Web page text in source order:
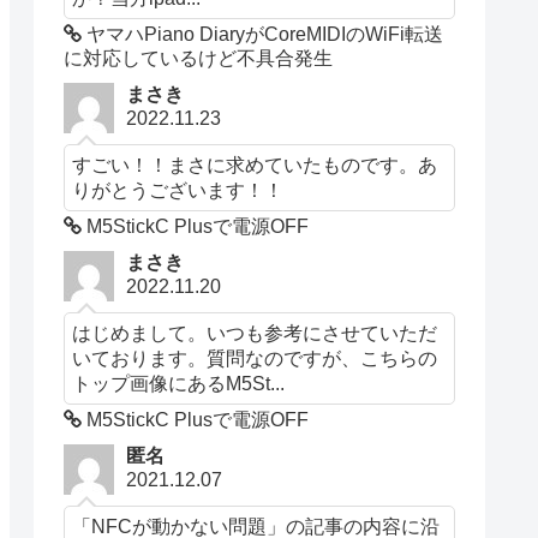
ヤマハPiano DiaryがCoreMIDIのWiFi転送
に対応しているけど不具合発生
まさき
2022.11.23
すごい！！まさに求めていたものです。あ
りがとうございます！！
M5StickC Plusで電源OFF
まさき
2022.11.20
はじめまして。いつも参考にさせていただ
いております。質問なのですが、こちらの
トップ画像にあるM5St...
M5StickC Plusで電源OFF
匿名
2021.12.07
「NFCが動かない問題」の記事の内容に沿